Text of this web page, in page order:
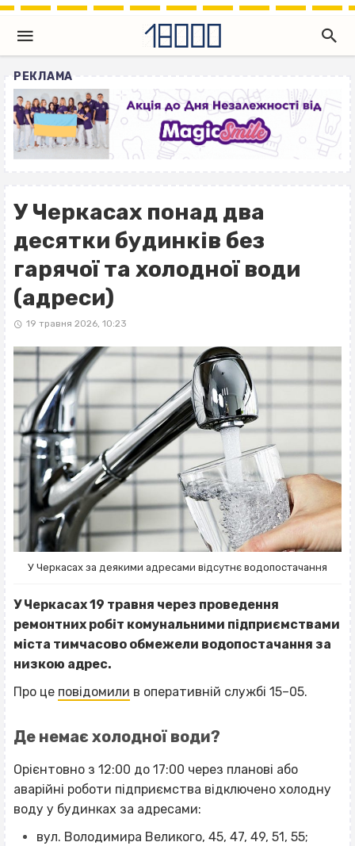
РЕКЛАМА
У Черкасах понад два
десятки будинків без
гарячої та холодної води
(адреси)
19 травня 2026, 10:23
У Черкасах за деякими адресами відсутнє водопостачання
У Черкасах 19 травня через проведення
ремонтних робіт комунальними підприємствами
міста тимчасово обмежели водопостачання за
низкою адрес.
Про це повідомили в оперативній службі 15–05.
Де немає холодної води?
Орієнтовно з 12:00 до 17:00 через планові або
аварійні роботи підприємства відключено холодну
воду у будинках за адресами:
вул. Володимира Великого, 45, 47, 49, 51, 55;